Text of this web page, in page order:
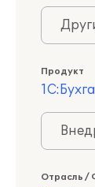
Продукт
Отрасль /